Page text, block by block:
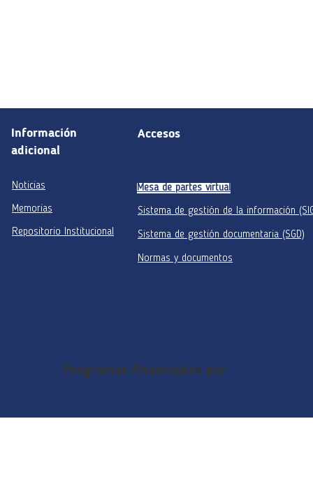
Información
adicional
Noticias
Memorias
Repositorio Institucional
Accesos
Mesa de partes virtual
Sistema de gestión de la información
Sistema de gestión documentaria (SGD)
Normas y documentos
Programas financiados por